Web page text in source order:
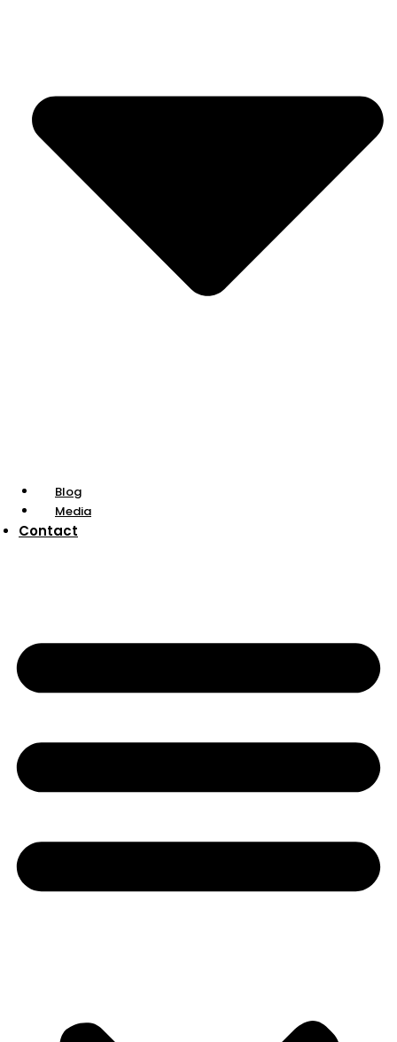
Blog
Media
Contact